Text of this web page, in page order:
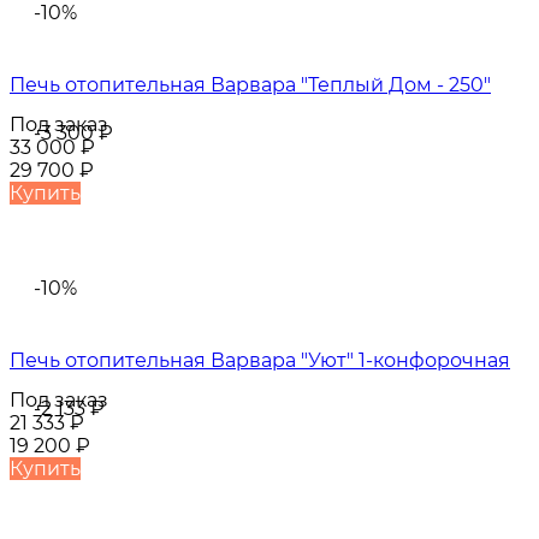
-10%
-3 300₽
Печь отопительная Варвара "Теплый Дом - 250"
Под заказ
33 000₽
29 700 ₽
Купить
-10%
-2 133₽
Печь отопительная Варвара "Уют" 1-конфорочная
Под заказ
21 333₽
19 200 ₽
Купить